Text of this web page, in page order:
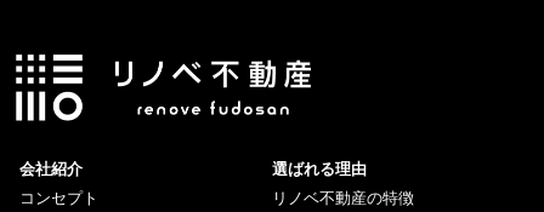
会社紹介
コンセプト
選ばれる理由
リノベ不動産の特徴